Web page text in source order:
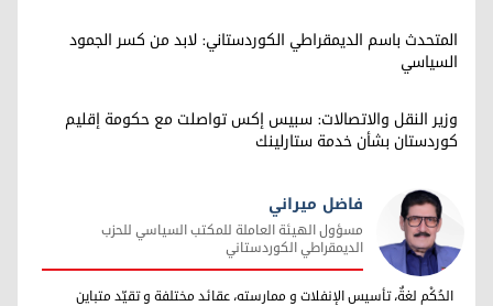
المتحدث باسم الديمقراطي الكوردستاني: لابد من كسر الجمود
السياسي
وزير النقل والاتصالات: سبيس إكس تواصلت مع حكومة إقليم
كوردستان بشأن خدمة ستارلينك
فاضل ميراني
فاضل ميراني
مسؤول الهيئة العاملة للمكتب السياسي للحزب
الديمقراطي الكوردستاني
الحُكْم لغةٌ، تأسيس الإنفلات و ممارسته، عقائد مختلفة و تقيّد متباين